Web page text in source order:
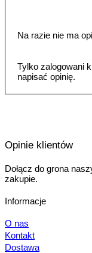
Na razie nie ma
Tylko zalogowani
napisać opinię.
Opinie klientów
Dołącz do grona
zakupie.
Informacje
O nas
Kontakt
Dostawa